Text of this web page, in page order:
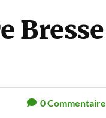
Bresse
0Commentaire